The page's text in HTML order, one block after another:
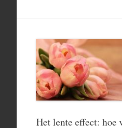
Het lente effect: hoe